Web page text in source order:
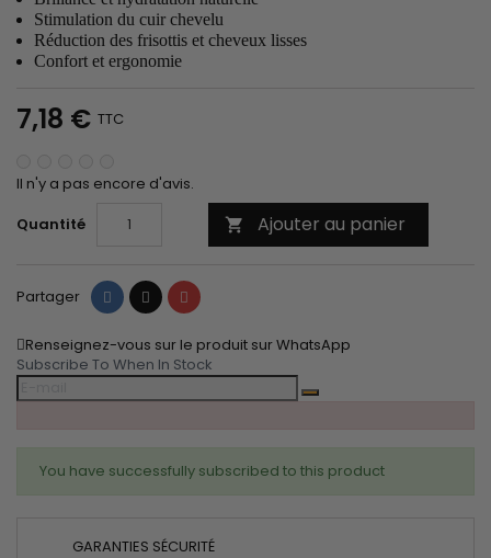
Stimulation du cuir chevelu
Réduction des frisottis et cheveux lisses
Confort et ergonomie
7,18 € TTC
Il n'y a pas encore d'avis.
Quantité
 Ajouter au panier
Partager PartagerTweet Pinterest
Renseignez-vous sur le produit sur WhatsApp
Subscribe To When In Stock
You have successfully subscribed to this product
GARANTIES SÉCURITÉ